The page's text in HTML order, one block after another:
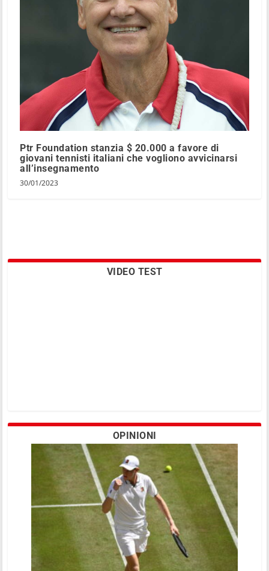
Ptr Foundation stanzia $ 20.000 a favore di
giovani tennisti italiani che vogliono avvicinarsi
all’insegnamento
30/01/2023
VIDEO TEST
OPINIONI